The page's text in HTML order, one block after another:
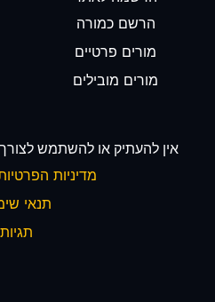
הרשם כמורה
מורים פרטיים
מורים מובילים
אין להעתיק או להשתמש
מדיניות
תנאי
תגיות